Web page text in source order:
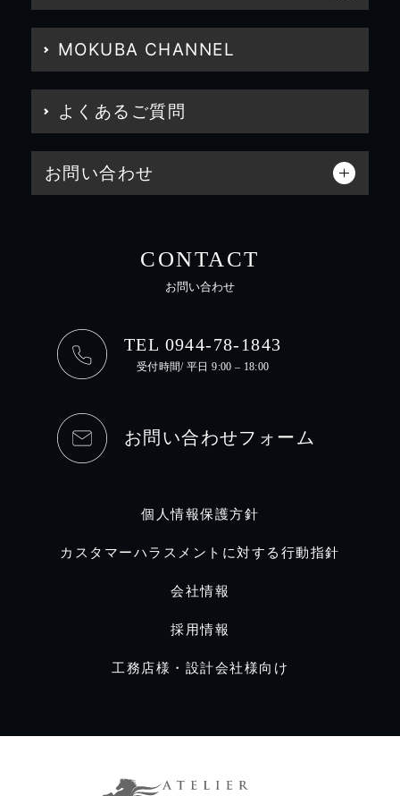
MOKUBA CHANNEL
よくあるご質問
お問い合わせ
CONTACT
お問い合わせ
TEL 0944-78-1843
受付時間/ 平日 9:00 – 18:00
お問い合わせフォーム
個人情報保護方針
カスタマーハラスメントに対する行動指針
会社情報
採用情報
工務店様・設計会社様向け